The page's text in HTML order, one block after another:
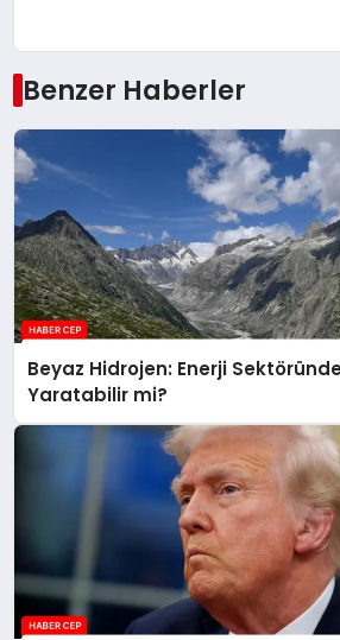
Benzer Haberler
Beyaz Hidrojen: Enerji
Yaratabilir mi?